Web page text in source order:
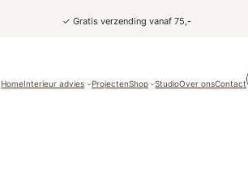
✓ Gratis verzending vanaf 75,-
HomeInterieur advies ProjectenShop StudioOver onsContact